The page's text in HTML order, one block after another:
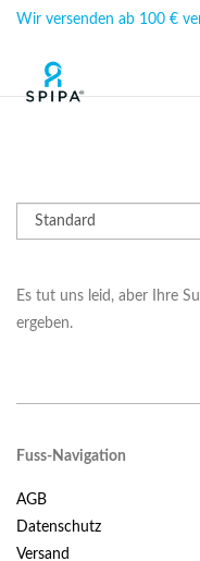
Wir versenden ab 100 €
Es tut uns leid, aber Ihre
ergeben.
Fuss-Navigation
AGB
Datenschutz
Versand